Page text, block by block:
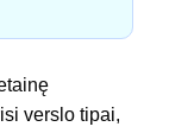
verslo tipai,